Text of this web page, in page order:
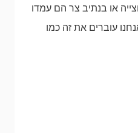
או בנתיב צר הם עמדו
עוברים את זה כמו